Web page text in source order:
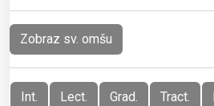
Zobraz sv. omšu
Int. Lect. Grad. Tract.